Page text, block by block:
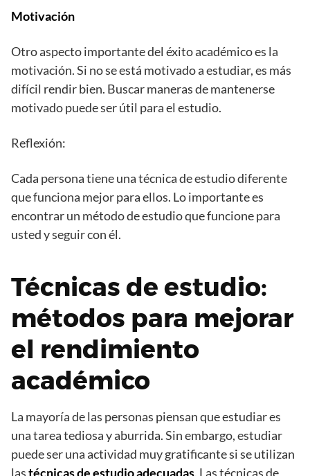
Motivación
Otro aspecto importante del éxito académico es la
motivación. Si no se está motivado a estudiar, es más
difícil rendir bien. Buscar maneras de mantenerse
motivado puede ser útil para el estudio.
Reflexión:
Cada persona tiene una técnica de estudio diferente
que funciona mejor para ellos. Lo importante es
encontrar un método de estudio que funcione para
usted y seguir con él.
Técnicas de estudio:
métodos para mejorar
el rendimiento
académico
La mayoría de las personas piensan que estudiar es
una tarea tediosa y aburrida. Sin embargo, estudiar
puede ser una actividad muy gratificante si se utilizan
lastécnicas de estudio adecuadas . Las técnicas de